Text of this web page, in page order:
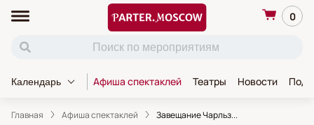
0
Календарь Афиша спектаклей Театры Новости
Главная Афиша спектаклей Завещание Чарльз...